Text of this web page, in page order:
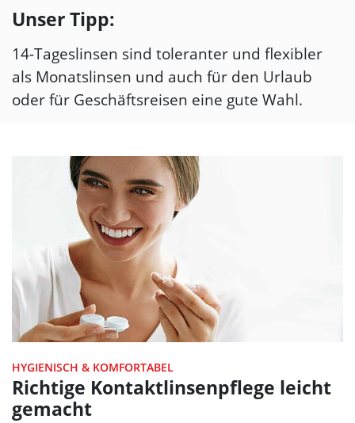
Unser Tipp:
14-Tageslinsen sind toleranter und flexibler
als Monatslinsen und auch für den Urlaub
oder für Geschäftsreisen eine gute Wahl.
HYGIENISCH & KOMFORTABEL
Richtige Kontaktlinsenpflege leicht
gemacht